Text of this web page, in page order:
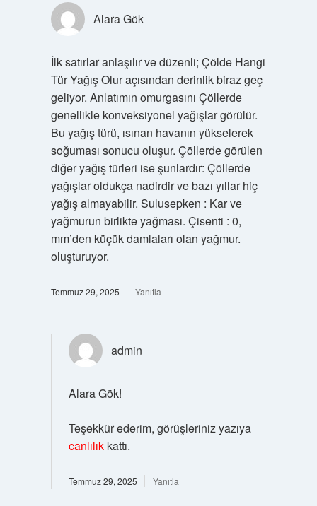
Alara Gök
İlk satırlar anlaşılır ve düzenli; Çölde Hangi
Tür Yağış Olur açısından derinlik biraz geç
geliyor. Anlatımın omurgasını Çöllerde
genellikle konveksiyonel yağışlar görülür.
Bu yağış türü, ısınan havanın yükselerek
soğuması sonucu oluşur. Çöllerde görülen
diğer yağış türleri ise şunlardır: Çöllerde
yağışlar oldukça nadirdir ve bazı yıllar hiç
yağış almayabilir. Sulusepken : Kar ve
yağmurun birlikte yağması. Çisenti : 0,
mm’den küçük damlaları olan yağmur.
oluşturuyor.
Temmuz 29, 2025 Yanıtla
admin
Alara Gök!
Teşekkür ederim, görüşleriniz yazıya
canlılıkkattı.
Temmuz 29, 2025 Yanıtla